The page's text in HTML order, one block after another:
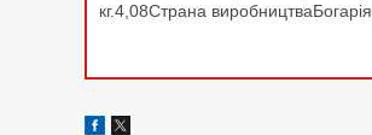
кг.4,08Страна виробництваБогарія